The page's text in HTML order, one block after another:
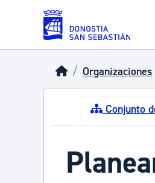
Skip to main content
Organizaciones
Conjunto